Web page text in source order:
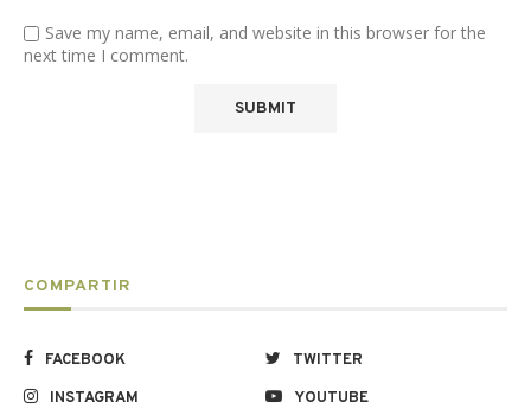
Save my name, email, and website in this browser for the
next time I comment.
COMPARTIR
FACEBOOK
TWITTER
INSTAGRAM
YOUTUBE